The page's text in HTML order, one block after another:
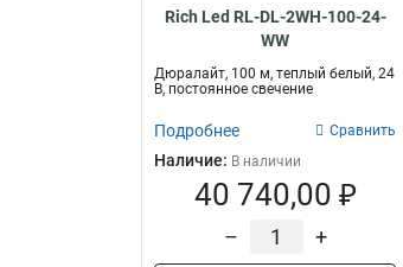
Rich Led RL-DL-2WH-100-24-
WW
Дюралайт, 100 м, теплый белый, 24
В, постоянное свечение
Подробнее Сравнить
Наличие: В наличии
40 740,00 ₽
– +